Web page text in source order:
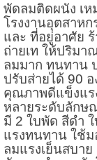
พัดลมติดผนัง เห
โรงงานอุตสาหก
และ ที่อยู่อาศัย
ถ่ายเท ให้ปริมา
ลมมาก ทนทาน
ปรับส่ายได้ 90 อ
คุณภาพดีแข็งแ
หลายระดับลักษ
มี 2 ใบพัด สีดำ
แรงทนทาน ใช้ม
ลมแรงเย็นสบา